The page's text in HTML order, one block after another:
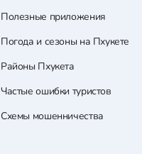
Полезные приложения
Погода и сезоны на Пхукете
Районы Пхукета
Частые ошибки туристов
Схемы мошенничества